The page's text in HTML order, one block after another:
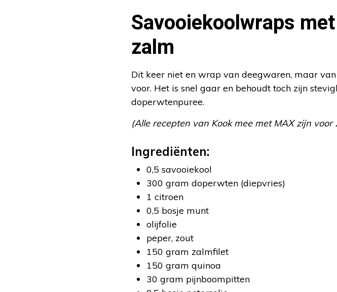
Savooiekoolwraps
zalm
Dit keer niet en wrap van deegwaren, maar
voor. Het is snel gaar en behoudt toch zijn
doperwtenpuree.
(Alle recepten van Kook mee met MAX zijn voor
Ingrediënten:
0,5 savooiekool
300 gram doperwten (diepvries)
1 citroen
0,5 bosje munt
olijfolie
peper, zout
150 gram zalmfilet
150 gram quinoa
30 gram pijnboompitten